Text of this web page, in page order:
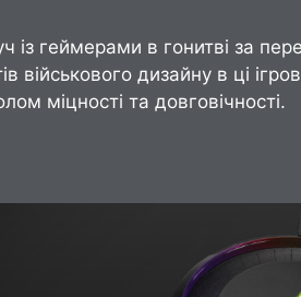
із геймерами в гонитві за
дизайну в ці
міцності та довговічності.